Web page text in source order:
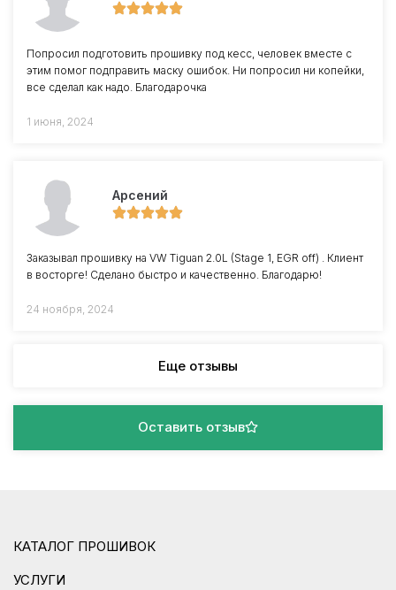
Попросил подготовить прошивку под кесс, человек вместе с
этим помог подправить маску ошибок. Ни попросил ни копейки,
все сделал как надо. Благодарочка
1 июня, 2024
Арсений
Заказывал прошивку на VW Tiguan 2.0L (Stage 1, EGR off) . Клиент
в восторге! Сделано быстро и качественно. Благодарю!
24 ноября, 2024
Еще отзывы
Оставить отзыв
КАТАЛОГ ПРОШИВОК
УСЛУГИ